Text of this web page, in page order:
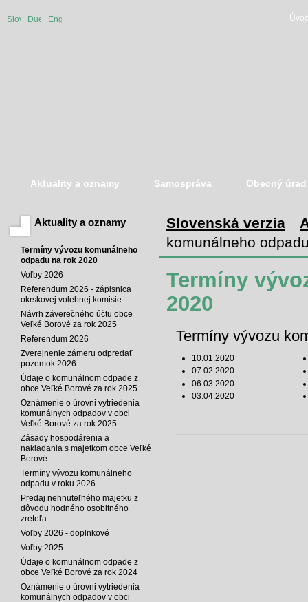
SlovenskáDuetsche
English
Aktuality a oznamy Samospráva Obecný úrad
Aktuality a oznamy
Termíny vývozu komunálneho
odpadu na rok 2020
Voľby 2026
Referendum 2026 - zápisnica
okrskovej volebnej komisie
Návrh záverečného účtu obce
Veľké Borové za rok 2025
Referendum 2026
Zverejnenie zámeru odpredať
pozemok 2026
Údaje o komunálnom odpade z
obce Veľké Borové za rok 2025
Oznámenie o úrovni vytriedenia
komunálnych odpadov v obci
Veľké Borové za rok 2025
Zásady hospodárenia a
nakladania s majetkom obce Veľké
Borové
Termíny vývozu komunálneho
odpadu v roku 2026
Predaj nehnuteľného majetku z
dôvodu hodného osobitného
zreteľa
Voľby 2026 - doplnkové
Voľby 2025
Údaje o komunálnom odpade z
obce Veľké Borové za rok 2024
Oznámenie o úrovni vytriedenia
komunálnych odpadov v obci
Slovenská verzia
komunálneho
Termíny
2020
Termíny vývozu
10.01.2020
07.02.2020
06.03.2020
03.04.2020